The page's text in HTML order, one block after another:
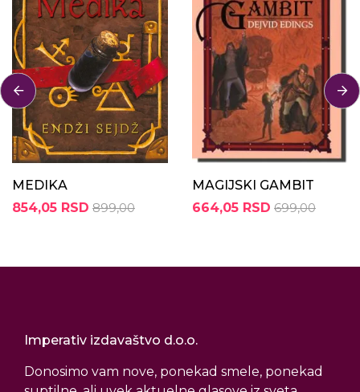
MEDIKA
854,05 RSD 899,00
MAGIJSKI GAMBIT
664,05 RSD 699,00
Imperativ izdavaštvo d.o.o.
Donosimo vam nove, ponekad smele, ponekad